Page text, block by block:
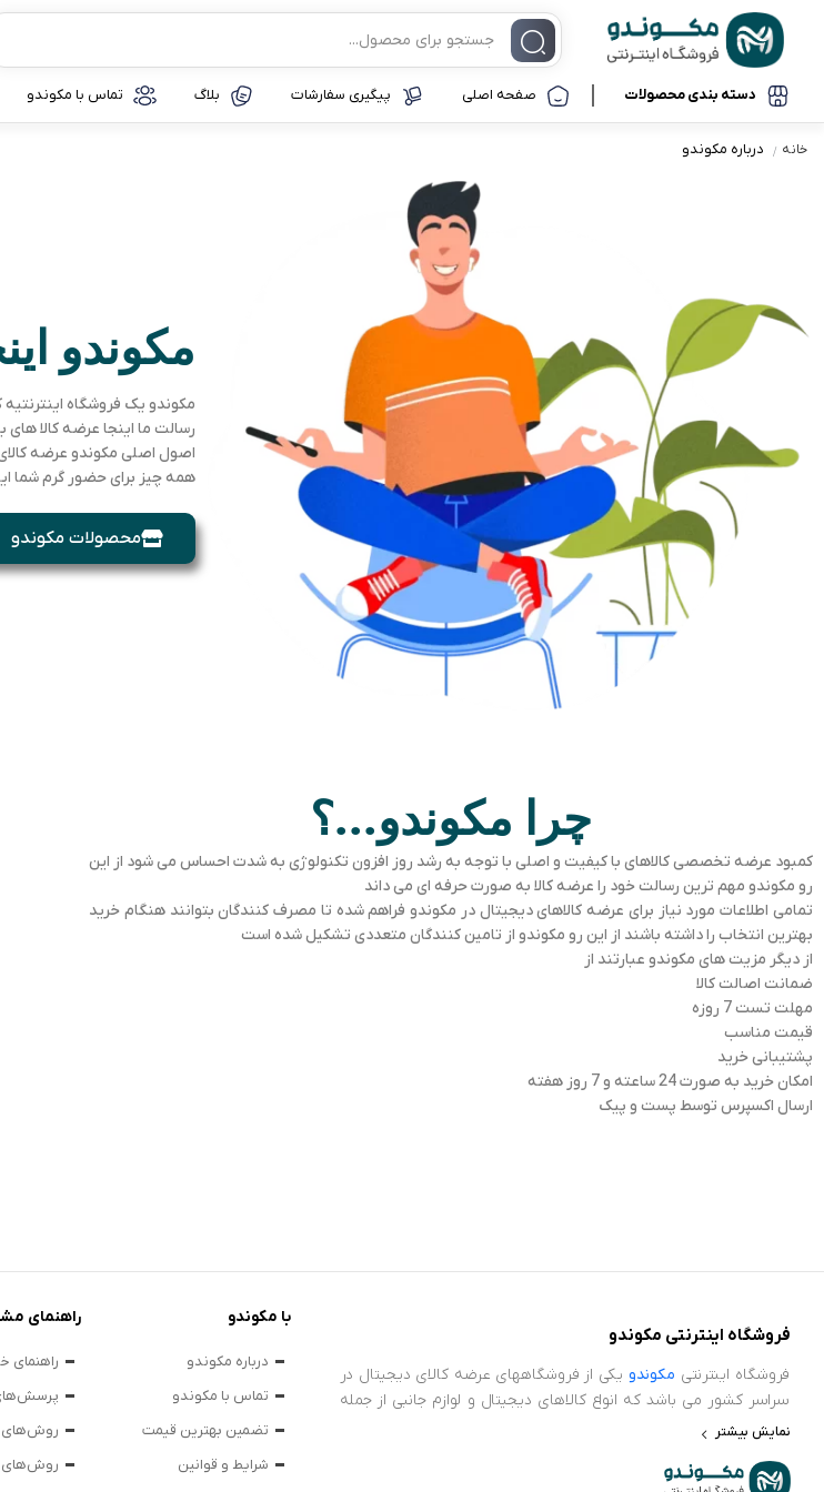
دسته بندی محصولات
موبایل و تبلت
آیفون
سامسونگ
شیائومی
آنر
کامپیوتر و لپ تاپ
گجت و ابزار کاربردی
لوازم جانبی خودرو
تجهیزات ذخیره سازی
صفحه اصلی پیگیری سفارشات بلاگ تماس با مکوندو
خانه درباره مکوندو
مکوندو
مکوندو یک فروشگاه
رسالت ما اینجا عرضه کالا
اصول اصلی مکوندو عرضه
همه چیز برای حضور گرم شما
محصولات مکوندو
چرا مکوندو...؟
کمبود عرضه تخصصی کالاهای با کیفیت و اصلی با توجه به رشد روز افزون تکنولوژی به شدت احساس می شود از این
رو مکوندو مهم ترین رسالت خود را عرضه کالا به صورت حرفه ای می داند
تمامی اطلاعات مورد نیاز برای عرضه کالاهای دیجیتال در مکوندو فراهم شده تا مصرف کنندگان بتوانند هنگام خرید
بهترین انتخاب را داشته باشند از این رو مکوندو از تامین کنندگان متعددی تشکیل شده است
از دیگر مزیت های مکوندو عبارتند از
ضمانت اصالت کالا
مهلت تست 7 روزه
قیمت مناسب
پشتیبانی خرید
امکان خرید به صورت 24 ساعته و 7 روز هفته
ارسال اکسپرس توسط پست و پیک
فروشگاه اینترنتی مکوندو
فروشگاه اینترنتی مکوندو یکی از فروشگاههای عرضه کالای دیجیتال در
سراسر کشور می باشد که انواع کالاهای دیجیتال و لوازم جانبی از جمله
ایرپاد، ساعت هوشمند، پاور بانک، محافظ صفحه نمایش، اسپیکر و
فروشگاه اینترنتی مکوندو برای اطمینان خاطر و خریدی بدون دغدغه،
نمایش بیشتر
با مکوندو
درباره مکوندو
تماس با مکوندو
تضمین بهترین قیمت
شرایط و قوانین
راهنمای
راهنمای
روش‌های
روش‌های